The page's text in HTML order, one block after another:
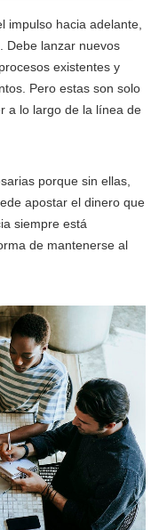
impulso hacia adelante,
Debe lanzar nuevos
existentes y
Pero estas son solo
a lo largo de la línea de
porque sin ellas,
apostar el dinero que
siempre está
de mantenerse al